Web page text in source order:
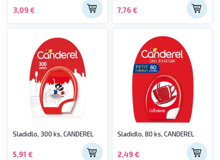
3,09 € 7,76 €
Sladidlo, 300 ks, CANDEREL
5,91 €
Sladidlo, 80 ks, CANDEREL
2,49 €